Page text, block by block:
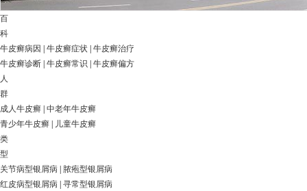
百
科
牛皮癣病因
牛皮癣症状 牛皮癣治疗
牛皮癣诊断 牛皮癣常识
牛皮癣偏方
人
群
成人牛皮癣 中老年牛皮癣
青少年牛皮癣
儿童牛皮癣
类
型
关节病型银屑病
脓疱型银屑病
红皮病型银屑病 寻常型银屑病